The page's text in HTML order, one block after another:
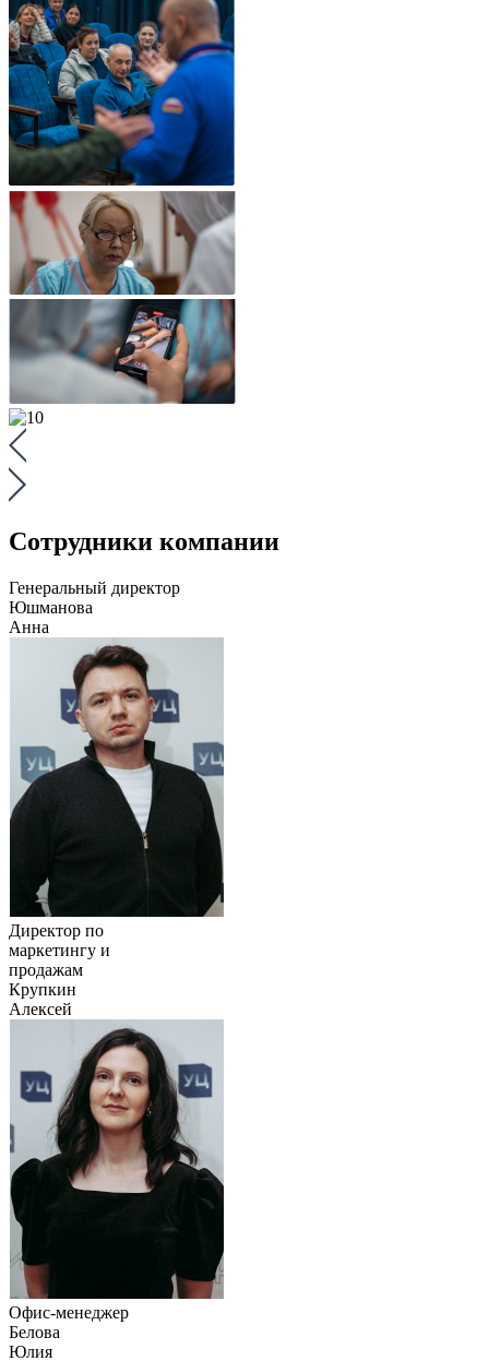
Сотрудники компании
Генеральный директор
Юшманова
Анна
Директор по
маркетингу и
продажам
Крупкин
Алексей
Офис-менеджер
Белова
Юлия